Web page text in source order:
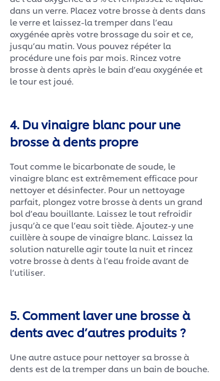
dans un verre. Placez votre brosse à dents dans
le verre et laissez-la tremper dans l’eau
oxygénée après votre brossage du soir et ce,
jusqu’au matin. Vous pouvez répéter la
procédure une fois par mois. Rincez votre
brosse à dents après le bain d’eau oxygénée et
le tour est joué.
4. Du vinaigre blanc pour une
brosse à dents propre
Tout comme le bicarbonate de soude, le
vinaigre blanc est extrêmement efficace pour
nettoyer et désinfecter. Pour un nettoyage
parfait, plongez votre brosse à dents un grand
bol d’eau bouillante. Laissez le tout refroidir
jusqu’à ce que l’eau soit tiède. Ajoutez-y une
cuillère à soupe de vinaigre blanc. Laissez la
solution naturelle agir toute la nuit et rincez
votre brosse à dents à l’eau froide avant de
l’utiliser.
5. Comment laver une brosse à
dents avec d’autres produits ?
Une autre astuce pour nettoyer sa brosse à
dents est de la tremper dans un bain de bouche.